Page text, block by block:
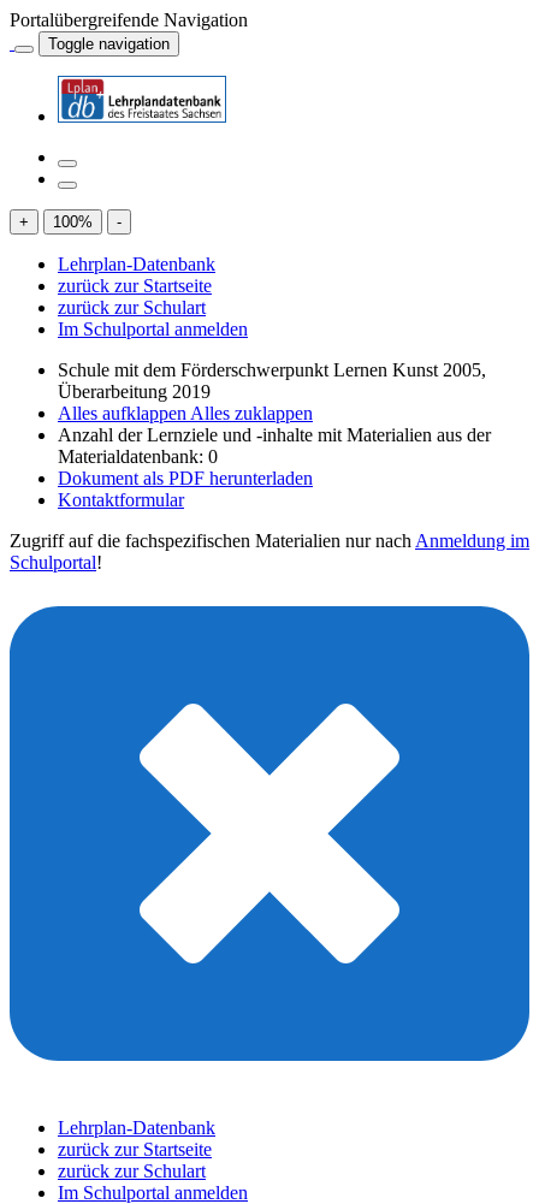
Portalübergreifende Navigation
Toggle navigation
+ 100% -
Lehrplan-Datenbank
zurück zur Startseite
zurück zur Schulart
Im Schulportal anmelden
Schule mit dem Förderschwerpunkt Lernen Kunst 2005,
Überarbeitung 2019
Alles aufklappen Alles zuklappen
Anzahl der Lernziele und -inhalte mit Materialien aus der
Materialdatenbank: 0
Dokument als PDF herunterladen
Kontaktformular
Zugriff auf die fachspezifischen Materialien nur nach Anmeldung im
Schulportal!
Lehrplan-Datenbank
zurück zur Startseite
zurück zur Schulart
Im Schulportal anmelden